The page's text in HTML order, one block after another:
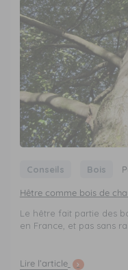
Conseils Bois
Hêtre comme bois de
Le hêtre fait partie des
en France, et pas sans
Lire l’article